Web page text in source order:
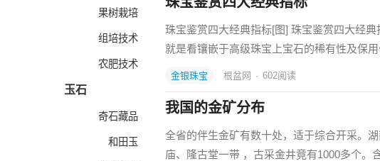
果树栽培
组培技术
农肥技术
玉石
奇石藏品
和田玉
珠宝鉴赏四大经典指标[图] 珠宝鉴赏四大经
就是看镶嵌于高级珠宝上宝石的稀有性及保
金银珠宝 根盆网 · 602阅读
我国的金矿分布
全省的伴生金矿有数十处，适于综合开采。
庙、隆古堂一带 ，古采金井竟有1000多个。